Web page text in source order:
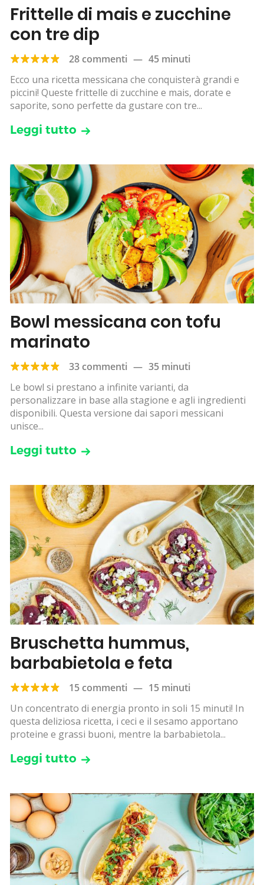
Frittelle di mais e zucchine
con tre dip
28 commenti — 45 minuti
Ecco una ricetta messicana che conquisterà grandi e
piccini! Queste frittelle di zucchine e mais, dorate e
saporite, sono perfette da gustare con tre...
Leggi tutto
Bowl messicana con tofu
marinato
33 commenti — 35 minuti
Le bowl si prestano a infinite varianti, da
personalizzare in base alla stagione e agli ingredienti
disponibili. Questa versione dai sapori messicani
unisce...
Leggi tutto
Bruschetta hummus,
barbabietola e feta
15 commenti — 15 minuti
Un concentrato di energia pronto in soli 15 minuti! In
questa deliziosa ricetta, i ceci e il sesamo apportano
proteine e grassi buoni, mentre la barbabietola...
Leggi tutto